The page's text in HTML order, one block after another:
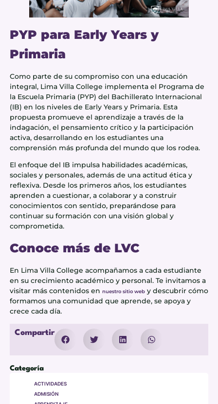
Categoría
ACTIVIDADES
ADMISIÓN
PYP para Early Years y
Primaria
Como parte de su compromiso con una educación
integral, Lima Villa College implementa el Programa de
la Escuela Primaria (PYP) del Bachillerato Internacional
(IB) en los niveles de Early Years y Primaria. Esta
propuesta promueve el aprendizaje a través de la
indagación, el pensamiento crítico y la participación
activa, desarrollando en los estudiantes una
comprensión más profunda del mundo que los rodea.
El enfoque del IB impulsa habilidades académicas,
sociales y personales, además de una actitud ética y
reflexiva. Desde los primeros años, los estudiantes
aprenden a cuestionar, a colaborar y a construir
conocimientos con sentido, preparándose para
continuar su formación con una visión global y
comprometida.
Conoce más de LVC
En Lima Villa College acompañamos a cada estudiante
en su crecimiento académico y personal. Te invitamos a
visitar más contenidos en nuestro sitio web y descubrir cómo
formamos una comunidad que aprende, se apoya y
crece cada día.
Compartir